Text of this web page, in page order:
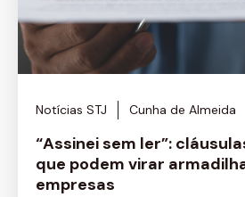
Notícias STJ Cunha de Almeida
“Assinei sem ler”:
que podem virar
empresas